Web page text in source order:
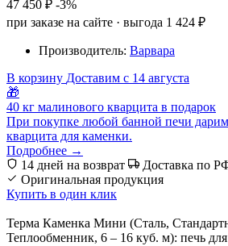
47 450 ₽ -3%
при заказе на сайте · выгода 1 424 ₽
Производитель: Варвара
В корзину Доставим с 14 августа
🎁
40 кг малинового кварцита в подарок
При покупке любой банной печи
кварцита для каменки.
Подробнее →
14 дней на возврат
Доставка по
Оригинальная продукция
Купить в один клик
Терма Каменка Мини (Сталь,
Теплообменник, 6 – 16 куб. м): печь